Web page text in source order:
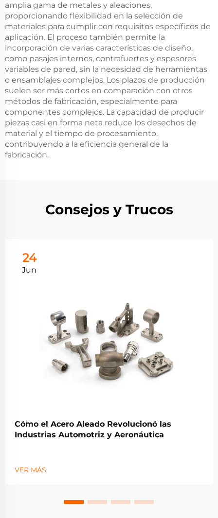
amplia gama de metales y aleaciones,
proporcionando flexibilidad en la selección de
materiales para cumplir con requisitos específicos de
aplicación. El proceso también permite la
incorporación de varias características de diseño,
como pasajes internos, contrafuertes y espesores
variables de pared, sin la necesidad de herramientas
o ensamblajes complejos. Los plazos de producción
suelen ser más cortos en comparación con otros
métodos de fabricación, especialmente para
componentes complejos. La capacidad de producir
piezas casi en forma neta reduce los desechos de
material y el tiempo de procesamiento,
contribuyendo a la eficiencia general de la
fabricación.
Consejos y Trucos
24
Jun
Cómo el Acero Aleado Revolucionó las
Industrias Automotriz y Aeronáutica
VER MÁS